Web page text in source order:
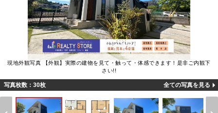
現地外観写真 【外観】実際の建物を見て・触って・体感できます！是非ご内観下
さい!!
写真枚数：30枚 全ての写真を見る